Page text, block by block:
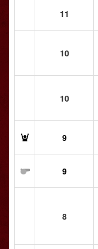
11
10
10
9
9
8